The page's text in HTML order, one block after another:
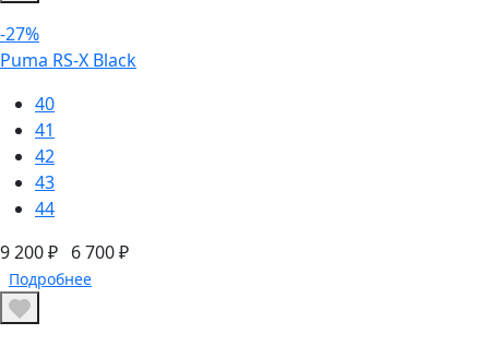
-27%
Puma RS-X Black
40
41
42
43
44
9 200 ₽ 6 700 ₽
Подробнее